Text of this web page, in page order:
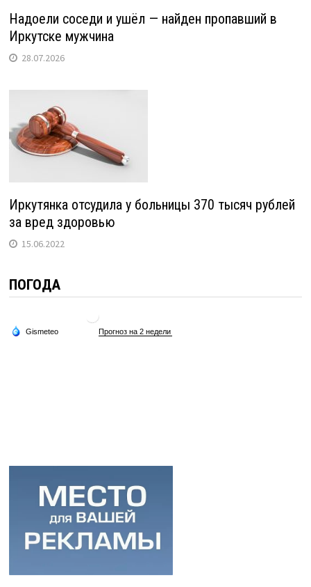
Надоели соседи и ушёл — найден пропавший в
Иркутске мужчина
28.07.2026
Иркутянка отсудила у больницы 370 тысяч рублей
за вред здоровью
15.06.2022
ПОГОДА